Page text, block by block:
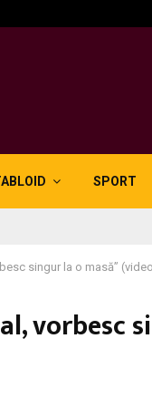
SPORT
singur la o masă”
vorbesc